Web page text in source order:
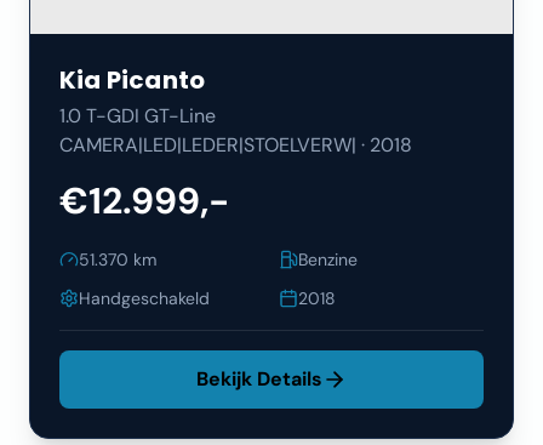
Kia Picanto
1.0 T-GDI GT-Line
CAMERA|LED|LEDER|STOELVERW| · 2018
€12.999,-
51.370 km
Benzine
Handgeschakeld
2018
Bekijk Details